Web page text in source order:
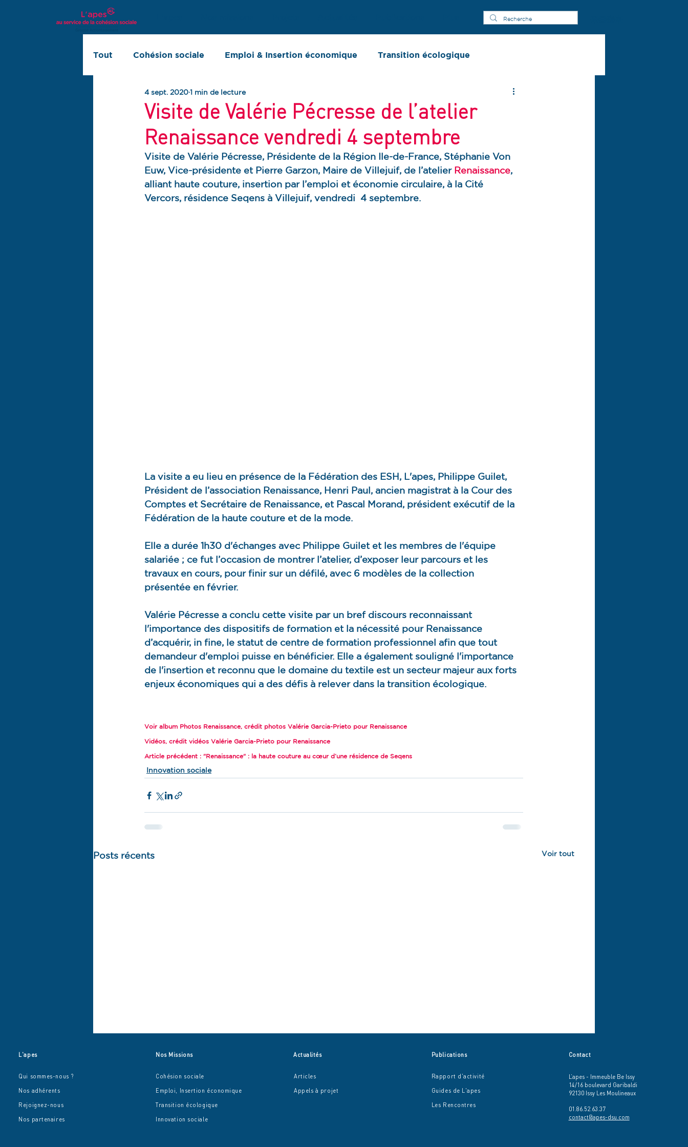
Tout Cohésion sociale Emploi & Insertion économique Transition écologique
Innovation sociale Rapport d'activité
Visite de Valérie Pécresse de l’atelier
Renaissance vendredi 4 septembre
4 sept. 20201 min de lecture
Visite de Valérie Pécresse, Présidente de la Région Ile-de-France, Stéphanie Von
Euw, Vice-présidente et Pierre Garzon, Maire de Villejuif, de l’atelier Renaissance,
alliant haute couture, insertion par l’emploi et économie circulaire, à la Cité
Vercors, résidence Seqens à Villejuif, vendredi  4 septembre.
La visite a eu lieu en présence de la Fédération des ESH, L'apes, Philippe Guilet,
Président de l’association Renaissance, Henri Paul, ancien magistrat à la Cour des
Comptes et Secrétaire de Renaissance, et Pascal Morand, président exécutif de la
Fédération de la haute couture et de la mode.
Elle a durée 1h30 d'échanges avec Philippe Guilet et les membres de l'équipe
salariée ; ce fut l’occasion de montrer l’atelier, d’exposer leur parcours et les
travaux en cours, pour finir sur un défilé, avec 6 modèles de la collection
présentée en février.
Valérie Pécresse a conclu cette visite par un bref discours reconnaissant
l'importance des dispositifs de formation et la nécessité pour Renaissance
d’acquérir, in fine, le statut de centre de formation professionnel afin que tout
demandeur d'emploi puisse en bénéficier. Elle a également souligné l'importance
de l'insertion et reconnu que le domaine du textile est un secteur majeur aux forts
enjeux économiques qui a des défis à relever dans la transition écologique.
Voir album Photos Renaissance, crédit photos Valérie Garcia-Prieto pour Renaissance
Vidéos, crédit vidéos Valérie Garcia-Prieto pour Renaissance
Article précédent : "Renaissance" : la haute couture au cœur d’une résidence de Seqens
Innovation sociale
Posts récents Voir tout
Agir pour les femmes au
L'apes
Qui sommes-nous ?
Nos adhérents
Rejoignez-nous
Nos partenaires
Nos Missions
Cohésion sociale
Emploi, Insertion économique
Transition écologique
Innovation sociale
Actualités
Articles
Appel s à projet
Publications
Rapport d'activité
Guides de L'apes
Les R encontres
Contact
L’apes - Immeuble Be Issy
14/16 boulevard Garibaldi
92130 Issy Les Moulineaux
01.86.52.63.37
contact@apes-dsu.com